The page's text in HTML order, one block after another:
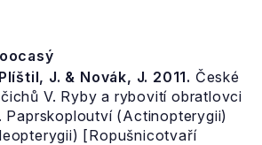
J. & Novák, J. 2011. České
V. Ryby a rybovití obratlovci
Paprskoploutví (Actinopterygii)
[Ropušnicotvaří